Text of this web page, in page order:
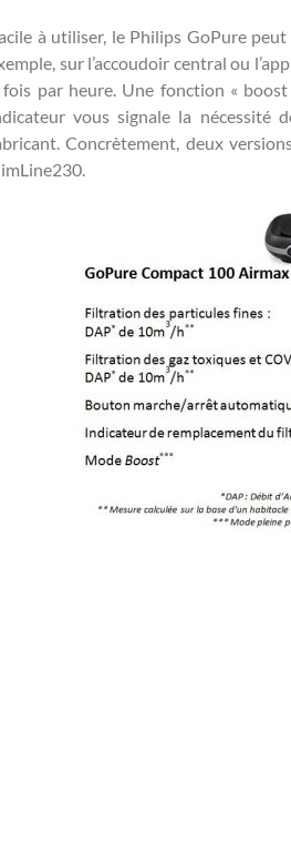
à utiliser, le Philips GoPure
sur l’accoudoir central ou
fois par heure. Une fonction «
vous signale la nécessité
Concrètement, deux